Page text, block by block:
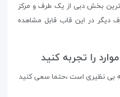
بخش دبی از یک طرف و مرکز
دیگر در این قاب قابل مشاهده
را تجربه کنید
بی نظیری است ،حتما سعی کنید